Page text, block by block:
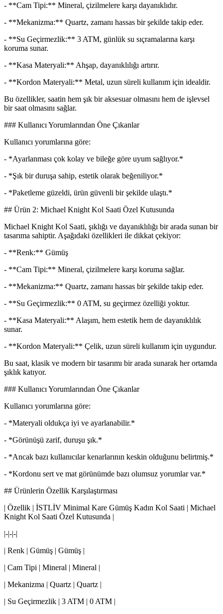
- **Cam Tipi:** Mineral, çizilmelere karşı dayanıklıdır.
- **Mekanizma:** Quartz, zamanı hassas bir şekilde takip eder.
- **Su Geçirmezlik:** 3 ATM, günlük su sıçramalarına karşı
koruma sunar.
- **Kasa Materyali:** Ahşap, dayanıklılığı artırır.
- **Kordon Materyali:** Metal, uzun süreli kullanım için idealdir.
Bu özellikler, saatin hem şık bir aksesuar olmasını hem de işlevsel
bir saat olmasını sağlar.
### Kullanıcı Yorumlarından Öne Çıkanlar
Kullanıcı yorumlarına göre:
- *Ayarlanması çok kolay ve bileğe göre uyum sağlıyor.*
- *Şık bir duruşa sahip, estetik olarak beğeniliyor.*
- *Paketleme güzeldi, ürün güvenli bir şekilde ulaştı.*
## Ürün 2: Michael Knight Kol Saati Özel Kutusunda
Michael Knight Kol Saati, şıklığı ve dayanıklılığı bir arada sunan bir
tasarıma sahiptir. Aşağıdaki özellikleri ile dikkat çekiyor:
- **Renk:** Gümüş
- **Cam Tipi:** Mineral, çizilmelere karşı koruma sağlar.
- **Mekanizma:** Quartz, zamanı hassas bir şekilde takip eder.
- **Su Geçirmezlik:** 0 ATM, su geçirmez özelliği yoktur.
- **Kasa Materyali:** Alaşım, hem estetik hem de dayanıklılık
sunar.
- **Kordon Materyali:** Çelik, uzun süreli kullanım için uygundur.
Bu saat, klasik ve modern bir tasarımı bir arada sunarak her ortamda
şıklık katıyor.
### Kullanıcı Yorumlarından Öne Çıkanlar
Kullanıcı yorumlarına göre:
- *Materyali oldukça iyi ve ayarlanabilir.*
- *Görünüşü zarif, duruşu şık.*
- *Ancak bazı kullanıcılar kenarlarının keskin olduğunu belirtmiş.*
- *Kordonu sert ve mat görünümde bazı olumsuz yorumlar var.*
## Ürünlerin Özellik Karşılaştırması
| Özellik | İSTLİV Minimal Kare Gümüş Kadın Kol Saati | Michael
Knight Kol Saati Özel Kutusunda |
|-|-|-|
| Renk | Gümüş | Gümüş |
| Cam Tipi | Mineral | Mineral |
| Mekanizma | Quartz | Quartz |
| Su Geçirmezlik | 3 ATM | 0 ATM |